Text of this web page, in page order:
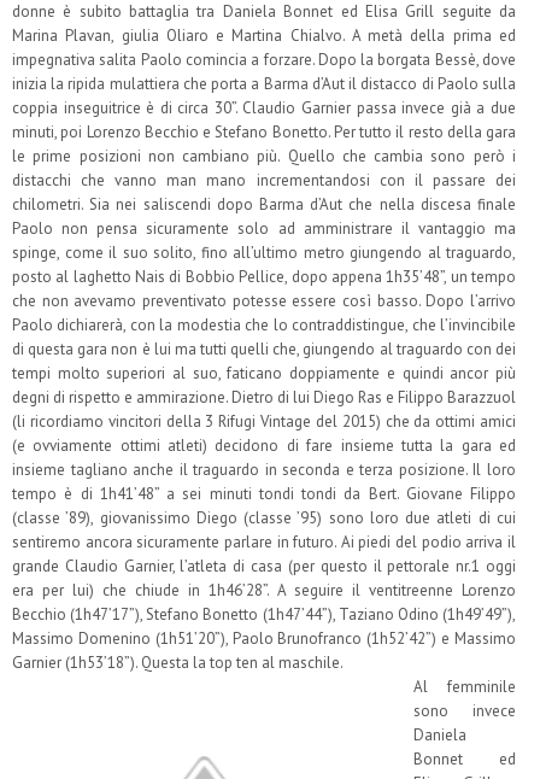
donne è subito battaglia tra Daniela Bonnet ed Elisa Grill seguite da
Marina Plavan, giulia Oliaro e Martina Chialvo. A metà della prima ed
impegnativa salita Paolo comincia a forzare. Dopo la borgata Bessè, dove
inizia la ripida mulattiera che porta a Barma d’Aut il distacco di Paolo sulla
coppia inseguitrice è di circa 30”. Claudio Garnier passa invece già a due
minuti, poi Lorenzo Becchio e Stefano Bonetto. Per tutto il resto della gara
le prime posizioni non cambiano più. Quello che cambia sono però i
distacchi che vanno man mano incrementandosi con il passare dei
chilometri. Sia nei saliscendi dopo Barma d’Aut che nella discesa finale
Paolo non pensa sicuramente solo ad amministrare il vantaggio ma
spinge, come il suo solito, fino all’ultimo metro giungendo al traguardo,
posto al laghetto Nais di Bobbio Pellice, dopo appena 1h35’48”, un tempo
che non avevamo preventivato potesse essere così basso. Dopo l’arrivo
Paolo dichiarerà, con la modestia che lo contraddistingue, che l’invincibile
di questa gara non è lui ma tutti quelli che, giungendo al traguardo con dei
tempi molto superiori al suo, faticano doppiamente e quindi ancor più
degni di rispetto e ammirazione. Dietro di lui Diego Ras e Filippo Barazzuol
(li ricordiamo vincitori della 3 Rifugi Vintage del 2015) che da ottimi amici
(e ovviamente ottimi atleti) decidono di fare insieme tutta la gara ed
insieme tagliano anche il traguardo in seconda e terza posizione. Il loro
tempo è di 1h41’48” a sei minuti tondi tondi da Bert. Giovane Filippo
(classe ’89), giovanissimo Diego (classe ’95) sono loro due atleti di cui
sentiremo ancora sicuramente parlare in futuro. Ai piedi del podio arriva il
grande Claudio Garnier, l’atleta di casa (per questo il pettorale nr.1 oggi
era per lui) che chiude in 1h46’28”. A seguire il ventitreenne Lorenzo
Becchio (1h47’17”), Stefano Bonetto (1h47’44”), Taziano Odino (1h49’49”),
Massimo Domenino (1h51’20”), Paolo Brunofranco (1h52’42”) e Massimo
Garnier (1h53’18”). Questa la top ten al maschile.
Al femminile
sono invece
Daniela
Bonnet ed